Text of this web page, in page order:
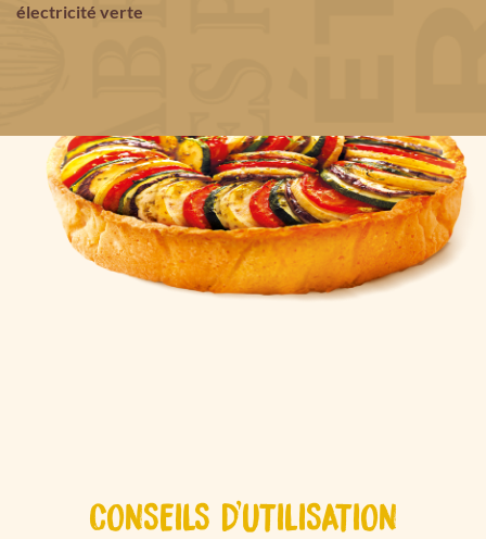
électricité verte
CONSEILS D'UTILISATION